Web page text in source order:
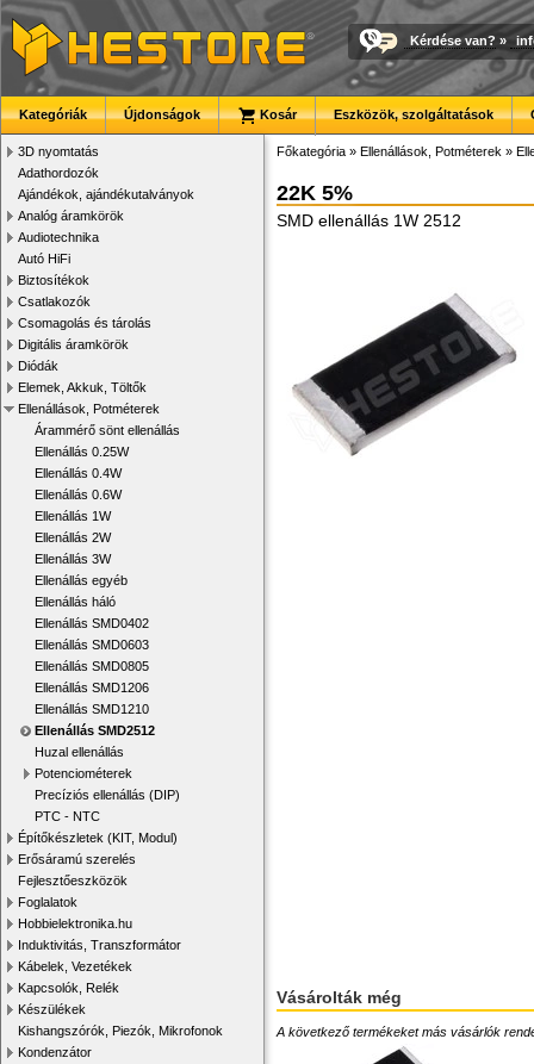
Kérdése van? »
Kategóriák Újdonságok Kosár Eszközök, szolgáltatások
3D nyomtatás
Adathordozók
Ajándékok, ajándékutalványok
Analóg áramkörök
Audiotechnika
Autó HiFi
Biztosítékok
Csatlakozók
Csomagolás és tárolás
Digitális áramkörök
Diódák
Elemek, Akkuk, Töltők
Ellenállások, Potméterek
Árammérő sönt ellenállás
Ellenállás 0.25W
Ellenállás 0.4W
Ellenállás 0.6W
Ellenállás 1W
Ellenállás 2W
Ellenállás 3W
Ellenállás egyéb
Ellenállás háló
Ellenállás SMD0402
Ellenállás SMD0603
Ellenállás SMD0805
Ellenállás SMD1206
Ellenállás SMD1210
Ellenállás SMD2512
Huzal ellenállás
Potenciométerek
Precíziós ellenállás (DIP)
PTC - NTC
Építőkészletek (KIT, Modul)
Erősáramú szerelés
Fejlesztőeszközök
Foglalatok
Hobbielektronika.hu
Induktivitás, Transzformátor
Kábelek, Vezetékek
Kapcsolók, Relék
Készülékek
Kishangszórók, Piezók, Mikrofonok
Kondenzátor
Főkategória » Ellenállások, Potméterek »
22K 5%
SMD ellenállás 1W 2512
Vásárolták még
A következő termékeket más vásárlók